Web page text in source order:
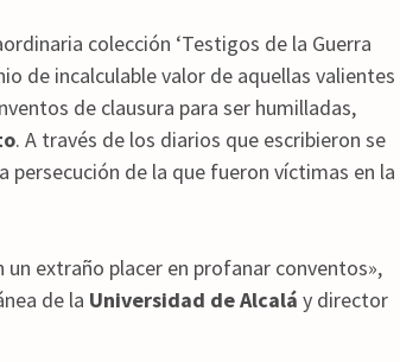
colección ‘Testigos de la Guerra
de incalculable valor de aquellas valientes
de clausura para ser humilladas,
. A través de los diarios que escribieron se
persecución de la que fueron víctimas en la
un extraño placer en profanar conventos»,
de la Universidad de Alcalá y director